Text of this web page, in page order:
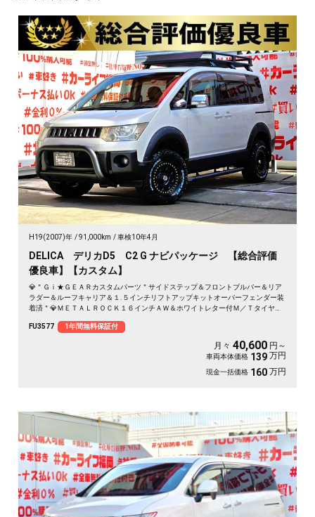
H19(2007)年 91,000km 車検10年4月
DELICA デリカD5 C2 G ナビパッケージ 【総合評価
優良車】【カスタム】
💎＂Ｇｉ★ＧＥＡＲカスタムパーツ＂サイドステップ＆フロントブルバー＆リア
ラダー＆ルーフキャリア＆１.５インチリフトアップキットオーバーフェンダー装
着済＂💎ＭＥＴＡＬＲＯＣＫ１６インチＡＷ＆ホワイトレター付Ｍ／Ｔタイヤ装
イドドアで乗り降り楽々快適🚪高速走行はクルーズコントロールで楽々運転🏁純
正ＨＤＤナビ🗾ＤＶＤ💿地デジフルセグＴＶ📺走行中映像視聴可能👀
FU3577 1年間無料保証付
月々 40,600 円～
車両本体価格 139 万円
現金一括価格 160 万円